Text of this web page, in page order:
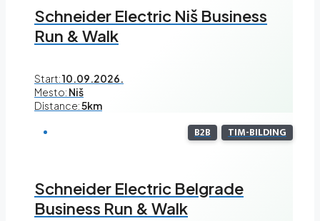
Schneider Electric Niš Business
Run & Walk
Start:10.09.2026.
Mesto: Niš
Distance:5km
B2B TIM-BILDING
Schneider Electric Belgrade
Business Run & Walk